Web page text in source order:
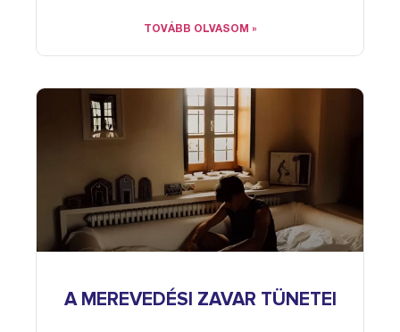
TOVÁBB OLVASOM »
A MEREVEDÉSI ZAVAR TÜNETEI